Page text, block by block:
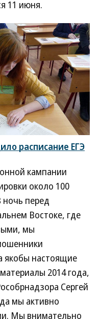
11 июня.
расписание ЕГЭ
кампании
около 100
ночь перед
Востоке, где
мы
якобы настоящие
2014 года,
Сергей
мы активно
Мы внимательно